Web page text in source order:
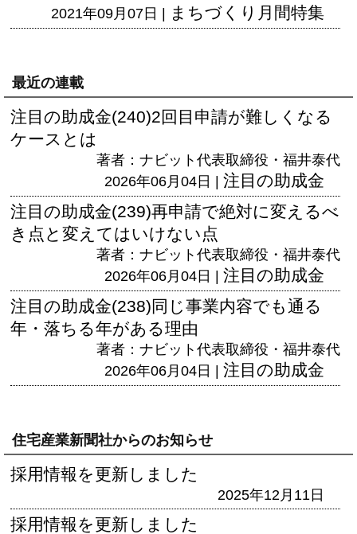
2021年09月07日 | まちづくり月間特集
最近の連載
注目の助成金(240)2回目申請が難しくなる
ケースとは
著者：ナビット代表取締役・福井泰代
2026年06月04日 | 注目の助成金
注目の助成金(239)再申請で絶対に変えるべ
き点と変えてはいけない点
著者：ナビット代表取締役・福井泰代
2026年06月04日 | 注目の助成金
注目の助成金(238)同じ事業内容でも通る
年・落ちる年がある理由
著者：ナビット代表取締役・福井泰代
2026年06月04日 | 注目の助成金
住宅産業新聞社からのお知らせ
採用情報を更新しました
2025年12月11日
採用情報を更新しました